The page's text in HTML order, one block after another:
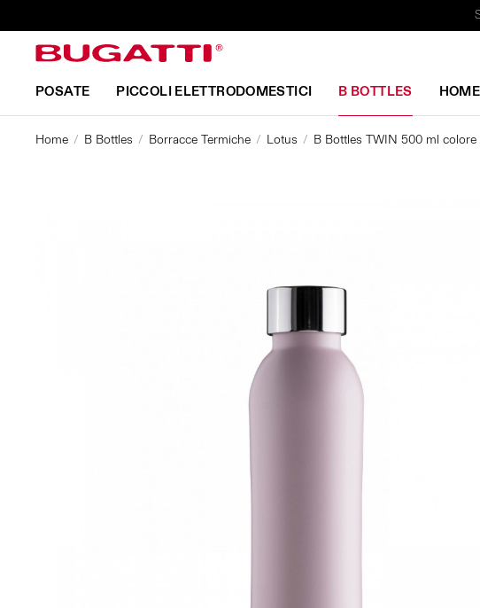
POSATE PICCOLI ELETTRODOMESTICI B BOTTLES
Home B Bottles Borracce Termiche Lotus B Bottles TWIN 500 ml